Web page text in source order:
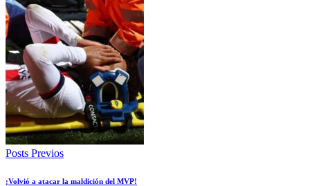
Posts Previos
¡Volvió a atacar la maldición del MVP!